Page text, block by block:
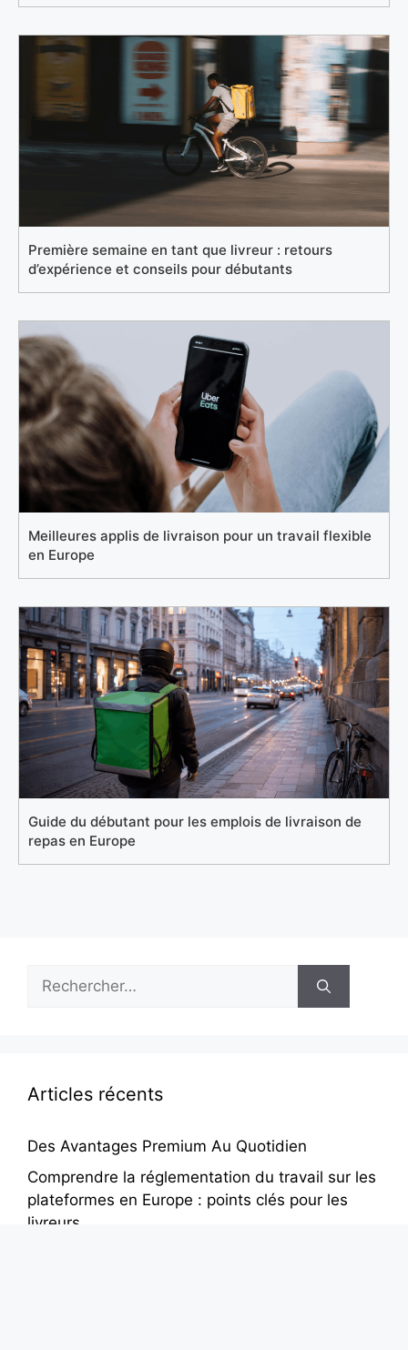
Première semaine en tant que livreur : retours
d’expérience et conseils pour débutants
Meilleures applis de livraison pour un travail flexible
en Europe
Guide du débutant pour les emplois de livraison de
repas en Europe
Rechercher :
Articles récents
Des Avantages Premium Au Quotidien
Comprendre la réglementation du travail sur les
plateformes en Europe : points clés pour les
livreurs